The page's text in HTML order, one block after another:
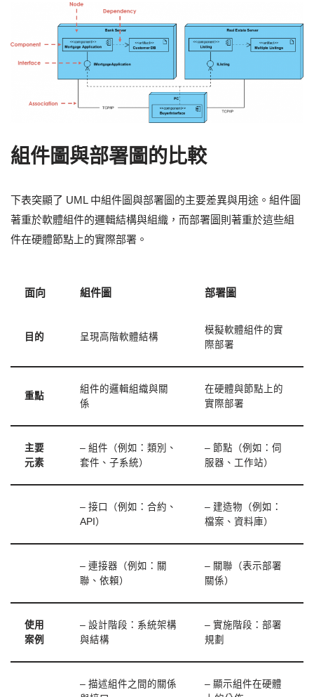
組件圖與部署圖的比較
下表突顯了 UML 中組件圖與部署圖的主要差異與用途。組件圖
著重於軟體組件的邏輯結構與組織，而部署圖則著重於這些組
件在硬體節點上的實際部署。
面向 組件圖 部署圖
目的 呈現高階軟體結構
模擬軟體組件的實
際部署
重點
組件的邏輯組織與關
係
在硬體與節點上的
實際部署
主要
元素
– 組件（例如：類別、
套件、子系統）
– 節點（例如：伺
服器、工作站）
– 接口（例如：合約、
API）
– 建造物（例如：
檔案、資料庫）
– 連接器（例如：關
聯、依賴）
– 關聯（表示部署
關係）
使用
案例
– 設計階段：系統架構
與結構
– 實施階段：部署
規劃
– 描述組件之間的關係
– 顯示組件在硬體